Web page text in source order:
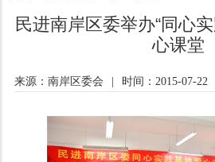
民进南岸区委举办“同心
心课堂
来源：南岸区委会 时间：2015-07-22